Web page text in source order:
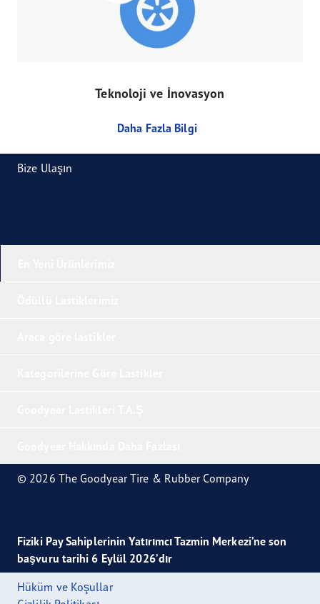
Teknoloji ve İnovasyon
Daha Fazla Bilgi
Bize Ulaşın
© 2026 The Goodyear Tire & Rubber Company
Fiziki Pay Sahiplerinin Yatırımcı Tazmin Merkezi’ne son
başvuru tarihi 6 Eylül 2026’dır
Hüküm ve Koşullar